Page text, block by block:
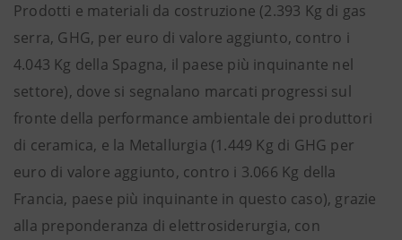
Prodotti e materiali da costruzione (2.393 Kg di gas
serra, GHG, per euro di valore aggiunto, contro i
4.043 Kg della Spagna, il paese più inquinante nel
settore), dove si segnalano marcati progressi sul
fronte della performance ambientale dei produttori
di ceramica, e la Metallurgia (1.449 Kg di GHG per
euro di valore aggiunto, contro i 3.066 Kg della
Francia, paese più inquinante in questo caso), grazie
alla preponderanza di elettrosiderurgia, con